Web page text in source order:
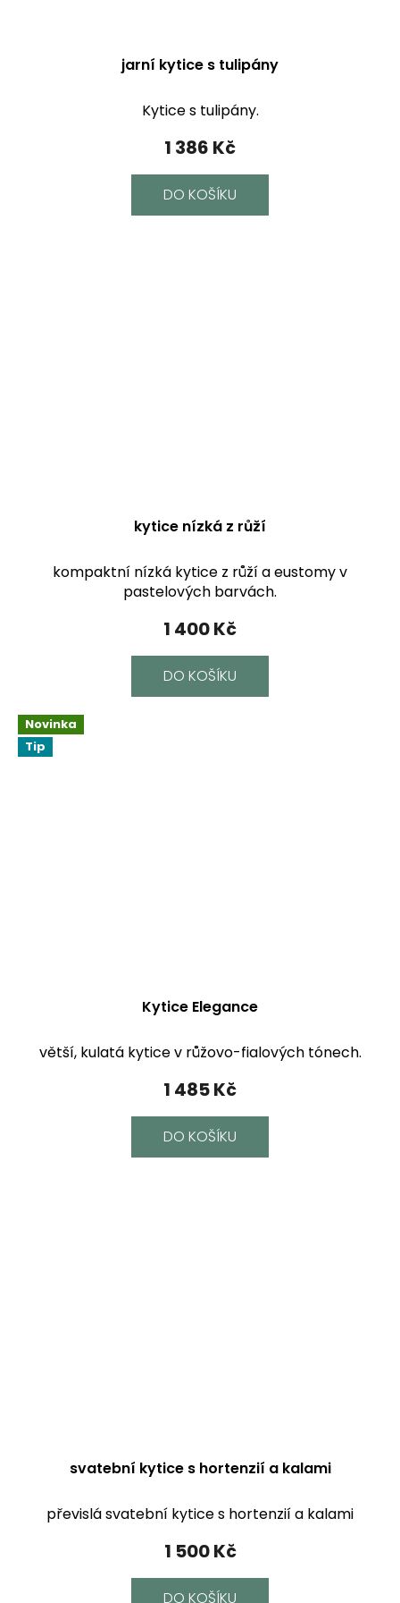
jarní kytice s tulipány
1 386 Kč
DO KOŠÍKU
Kytice s tulipány.
kytice nízká z růží
1 400 Kč
DO KOŠÍKU
kompaktní nízká kytice z růží a eustomy v
pastelových barvách.
Novinka
Tip
Kytice Elegance
1 485 Kč
DO KOŠÍKU
větší, kulatá kytice v růžovo-fialových tónech.
svatební kytice s hortenzií a kalami
1 500 Kč
DO KOŠÍKU
převislá svatební kytice s hortenzií a kalami